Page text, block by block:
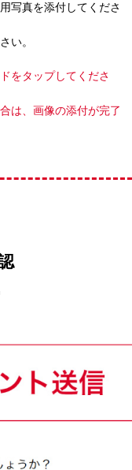
写真を添付してくださ
い。
をタップしてくださ
は、画像の添付が完了